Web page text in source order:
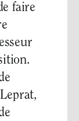
faire